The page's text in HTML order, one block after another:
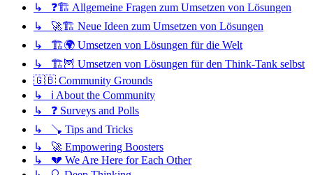
↳ ❓🏗️ Allgemeine Fragen zum Umsetzen von Lösungen
↳ 🚀🏗️ Neue Ideen zum Umsetzen von Lösungen
↳ 🏗️🌍 Umsetzen von Lösungen für die Welt
↳ 🏗️🦉 Umsetzen von Lösungen für den Think-Tank selbst
🇬🇧 Community Grounds
↳ ℹ️ About the Community
↳ ❓ Surveys and Polls
↳ 🪠 Tips and Tricks
↳ 🚀 Empowering Boosters
↳ 💔 We Are Here for Each Other